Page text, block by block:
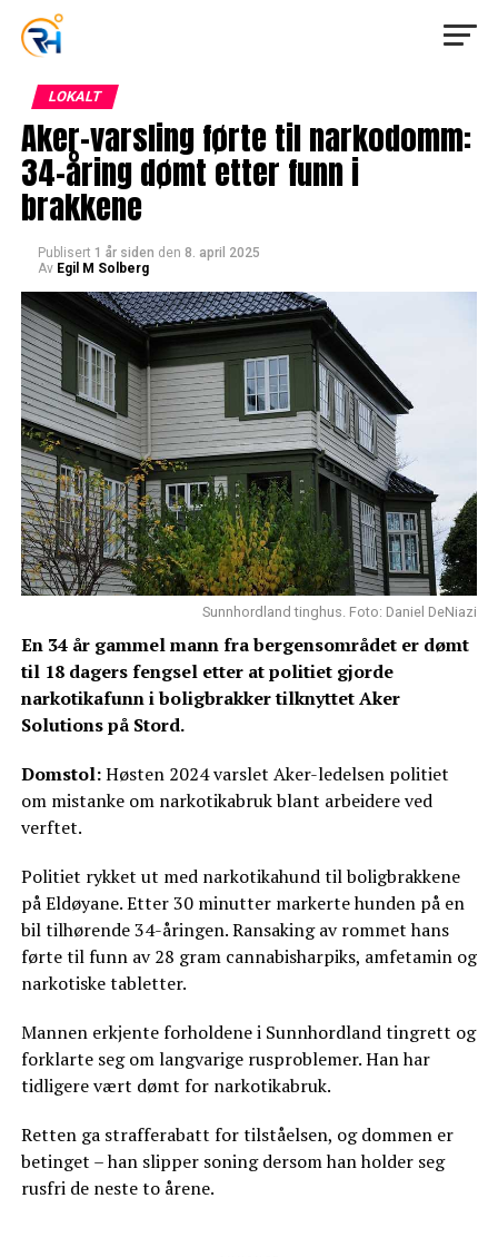
LOKALT
Aker-varsling førte til narkodomm:
34-åring dømt etter funn i
brakkene
Publisert 1 år siden den 8. april 2025
Av Egil M Solberg
Sunnhordland tinghus. Foto: Daniel DeNiazi
En 34 år gammel mann fra bergensområdet er dømt
til 18 dagers fengsel etter at politiet gjorde
narkotikafunn i boligbrakker tilknyttet Aker
Solutions på Stord.
Domstol:Høsten 2024 varslet Aker-ledelsen politiet
om mistanke om narkotikabruk blant arbeidere ved
verftet.
Politiet rykket ut med narkotikahund til boligbrakkene
på Eldøyane. Etter 30 minutter markerte hunden på en
bil tilhørende 34-åringen. Ransaking av rommet hans
førte til funn av 28 gram cannabisharpiks, amfetamin og
narkotiske tabletter.
Mannen erkjente forholdene i Sunnhordland tingrett og
forklarte seg om langvarige rusproblemer. Han har
tidligere vært dømt for narkotikabruk.
Retten ga strafferabatt for tilståelsen, og dommen er
betinget – han slipper soning dersom han holder seg
rusfri de neste to årene.